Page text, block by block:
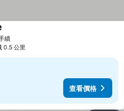
續查看價格
0.5 公里
查看價格